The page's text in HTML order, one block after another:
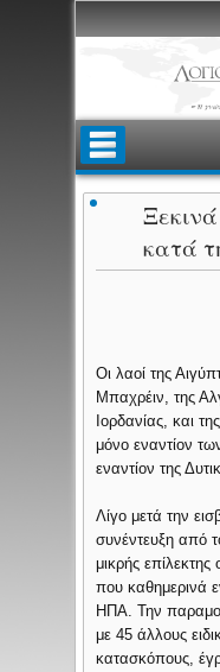
κατά
Οι λαοί της
Μπαχρέιν, της
Ιορδανίας, και
μόνο εναντίον
εναντίον της
Λίγο μετά την
συνέντευξη από
μικρής
που καθημερινά
ΗΠΑ. Την
με 45 άλλους
κατασκόπους,